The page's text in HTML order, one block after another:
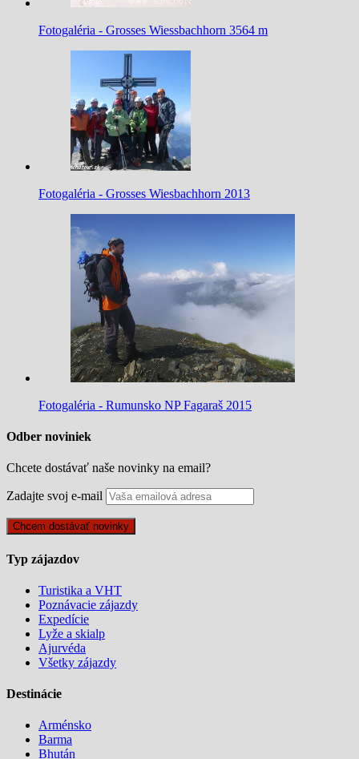
Fotogaléria - Grosses Wiessbachhorn 3564 m
Fotogaléria - Grosses Wiesbachhorn 2013
Fotogaléria - Rumunsko NP Fagaraš 2015
Odber noviniek
Chcete dostávať naše novinky na email?
Zadajte svoj e-mail
Typ zájazdov
Turistika a VHT
Poznávacie zájazdy
Expedície
Lyže a skialp
Ajurvéda
Všetky zájazdy
Destinácie
Arménsko
Barma
Bhután